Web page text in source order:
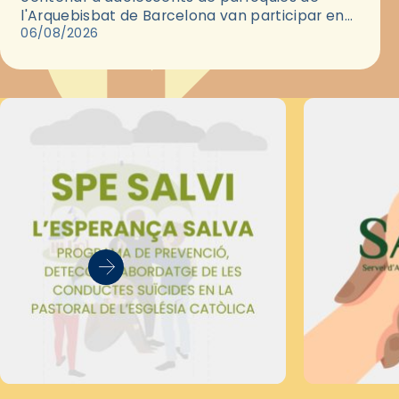
l'Arquebisbat de Barcelona van participar en
les convivències Be Apostle, organitzades pel
06/08/2026